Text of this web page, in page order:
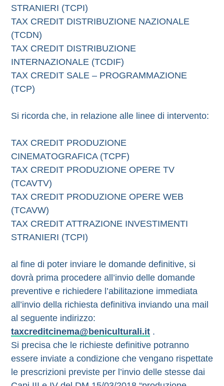
STRANIERI (TCPI)
TAX CREDIT DISTRIBUZIONE NAZIONALE
(TCDN)
TAX CREDIT DISTRIBUZIONE
INTERNAZIONALE (TCDIF)
TAX CREDIT SALE – PROGRAMMAZIONE
(TCP)
Si ricorda che, in relazione alle linee di intervento:
TAX CREDIT PRODUZIONE
CINEMATOGRAFICA (TCPF)
TAX CREDIT PRODUZIONE OPERE TV
(TCAVTV)
TAX CREDIT PRODUZIONE OPERE WEB
(TCAVW)
TAX CREDIT ATTRAZIONE INVESTIMENTI
STRANIERI (TCPI)
al fine di poter inviare le domande definitive, si
dovrà prima procedere all’invio delle domande
preventive e richiedere l’abilitazione immediata
all’invio della richiesta definitiva inviando una mail
al seguente indirizzo:
taxcreditcinema@beniculturali.it .
Si precisa che le richieste definitive potranno
essere inviate a condizione che vengano rispettate
le prescrizioni previste per l’invio delle stesse dai